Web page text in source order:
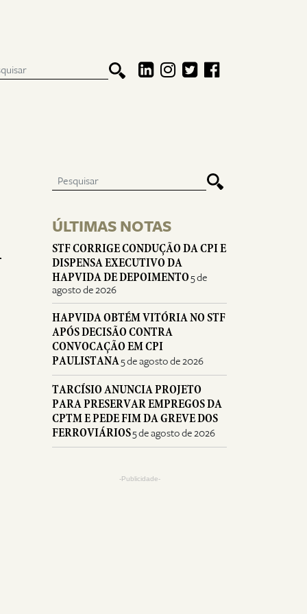
ÚLTIMAS NOTAS
STF CORRIGE CONDUÇÃO DA CPI E
DISPENSA EXECUTIVO DA
HAPVIDA DE DEPOIMENTO5 de
agosto de 2026
HAPVIDA OBTÉM VITÓRIA NO STF
APÓS DECISÃO CONTRA
CONVOCAÇÃO EM CPI
PAULISTANA5 de agosto de 2026
TARCÍSIO ANUNCIA PROJETO
PARA PRESERVAR EMPREGOS DA
CPTM E PEDE FIM DA GREVE DOS
FERROVIÁRIOS5 de agosto de 2026
-Publicidade-